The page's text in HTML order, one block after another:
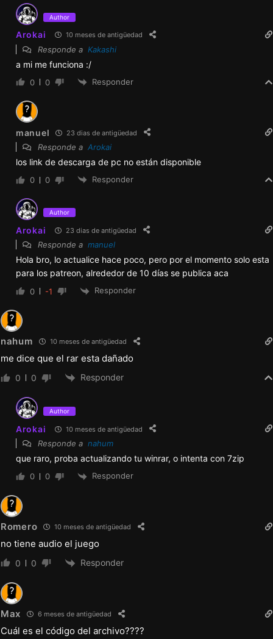
Author
Arokai 10 meses de antigüedad
Responde a Kakashi
a mi me funciona :/
0 0 Responder
manuel 23 dias de antigüedad
Responde a Arokai
los link de descarga de pc no están disponible
0 0 Responder
Author
Arokai 23 dias de antigüedad
Responde a manuel
Hola bro, lo actualice hace poco, pero por el momento solo esta
para los patreon, alrededor de 10 días se publica aca
0 -1 Responder
nahum 10 meses de antigüedad
me dice que el rar esta dañado
0 0 Responder
Author
Arokai 10 meses de antigüedad
Responde a nahum
que raro, proba actualizando tu winrar, o intenta con 7zip
0 0 Responder
Romero 10 meses de antigüedad
no tiene audio el juego
0 0 Responder
Max 6 meses de antigüedad
Cuál es el código del archivo????